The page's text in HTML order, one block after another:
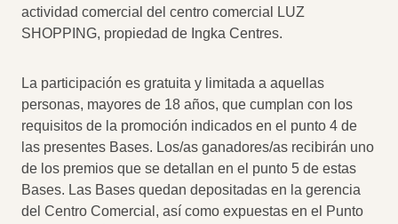
actividad comercial del centro comercial LUZ
SHOPPING, propiedad de Ingka Centres.
La participación es gratuita y limitada a aquellas
personas, mayores de 18 años, que cumplan con los
requisitos de la promoción indicados en el punto 4 de
las presentes Bases. Los/as ganadores/as recibirán uno
de los premios que se detallan en el punto 5 de estas
Bases. Las Bases quedan depositadas en la gerencia
del Centro Comercial, así como expuestas en el Punto